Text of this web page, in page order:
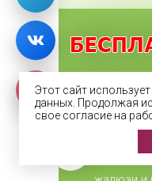
всех
Этот сайт использует
данных. Продолжая
свое согласие на